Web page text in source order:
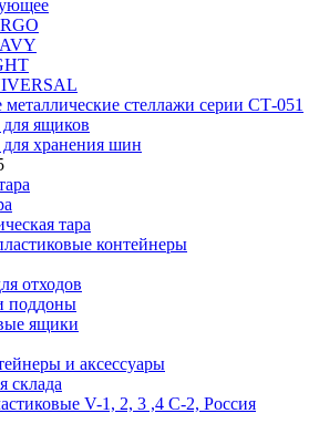
стеллажи серии СТ-051
ящиков
хранения шин
тара
контейнеры
отходов
поддоны
ящики
и аксессуары
склада
V-1, 2, 3 ,4 С-2, Россия